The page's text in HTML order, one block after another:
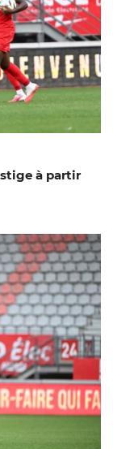
à partir